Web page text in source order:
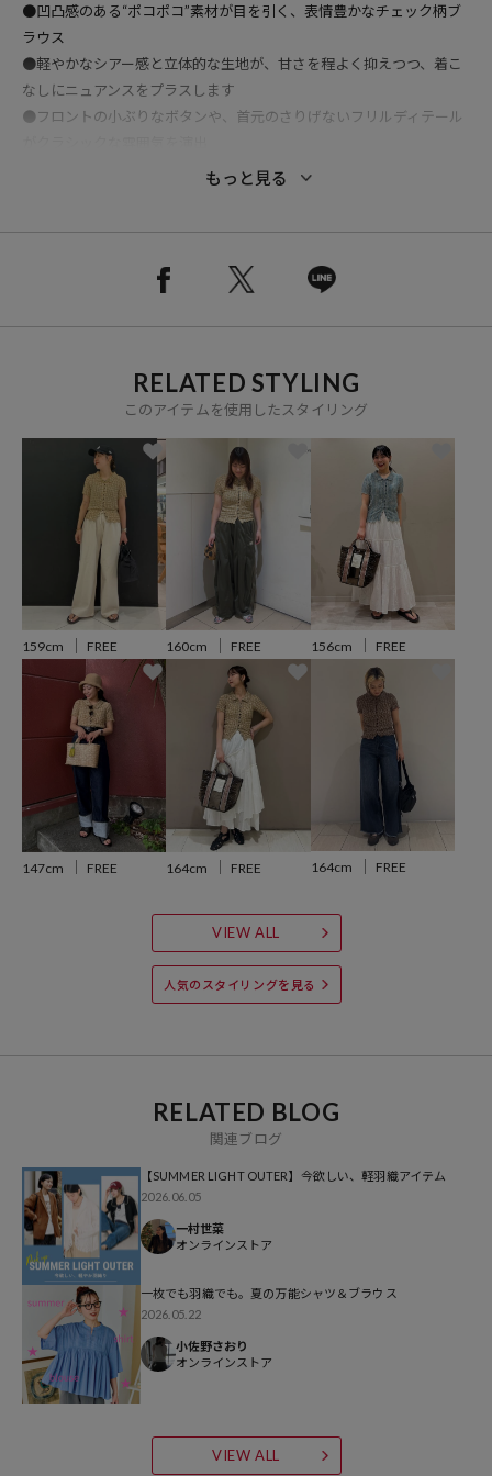
●凹凸感のある“ポコポコ”素材が目を引く、表情豊かなチェック柄ブ
ラウス
●軽やかなシアー感と立体的な生地が、甘さを程よく抑えつつ、着こ
なしにニュアンスをプラスします
●フロントの小ぶりなボタンや、首元のさりげないフリルディテール
●一枚で主役になるのはもちろん、ジャケットやニットのインナーと
コンパクトなシルエットなので、ボトムはボリュームのあるものがお
※こちらの商品は、弊社管理上のカラーを表記しております為、タグ
のカラー表記と異なる記載となっております。
【サイト表記：タグ表記】
グレー：GRY
ベージュ：BEG
レモンイエロー：YELLOW
ブルー：BLUE
※掲載画像の商品のお色味につきましては、屋外や屋内の光の照射や
角度により実物と色味が異なる場合がございます。
※着用、お取り扱いの際は、商品についている品質表示とアテンショ
ンタグを必ずご確認下さい
円（2026年4月8日時点）
※「参考価格」とは、Daytona Parkにおける対象商品の通常販売（先
行予約・先行割引は含まれません）開始時点の価格です。
「アメリカの豊かさとワクワク・ドキドキを日本に伝えたい」という
が本当に良いと思うものをセレクト。積極的に楽しむ生活体験者＝フ
リークとして、豊かなライフスタイルの楽しみ方をリアルに提案する
セレクトショップ。
もっと見る
RELATED STYLING
このアイテムを使用したスタイリング
159cm FREE 160cm FREE 156cm FREE
147cm FREE 164cm FREE 164cm FREE
VIEW ALL
人気のスタイリングを見る
RELATED BLOG
関連ブログ
【SUMMER LIGHT OUTER】今欲しい、軽羽織アイテム
2026.06.05
一村世菜
オンラインストア
一枚でも羽織でも。夏の万能シャツ＆ブラウス
2026.05.22
小佐野さおり
オンラインストア
VIEW ALL